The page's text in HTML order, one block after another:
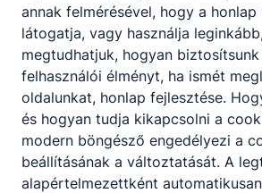
annak felmérésével, hogy a
látogatja, vagy használja
megtudhatjuk, hogyan
felhasználói élményt, ha ismét
oldalunkat, honlap fejlesztése.
és hogyan tudja kikapcsolni a
modern böngésző engedélyezi a
beállításának a változtatását. A
alapértelmezettként